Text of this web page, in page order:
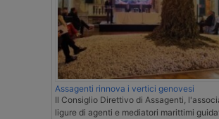
Assagenti rinnova i vertici genovesi
Il Consiglio Direttivo di Assagenti,
ligure di agenti e mediatori marittimi